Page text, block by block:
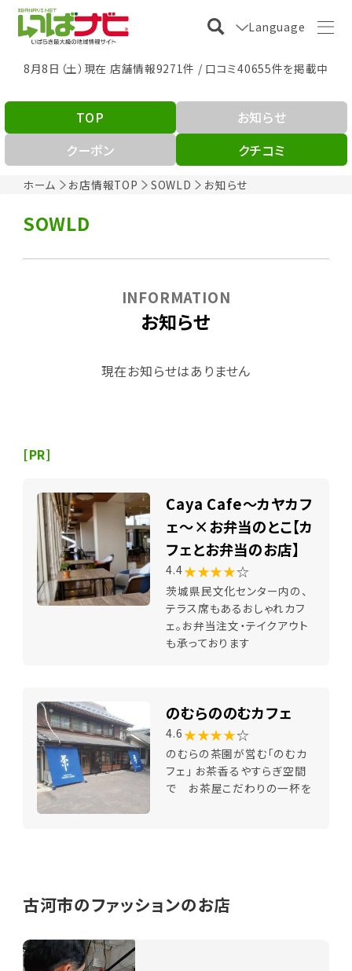
Language
8月8日（土）現在 店舗情報9271件 / 口コミ40655件を掲載中
ホーム お店情報TOP SOWLD お知らせ
TOP
お知らせ
クーポン
クチコミ
SOWLD
お知らせ
INFORMATION
現在お知らせはありません
[PR]
Caya Cafe～カヤカフ
ェ～×お弁当のとこ【カ
フェとお弁当のお店】
4.4★★★★☆
茨城県民文化センター内の、
テラス席もあるおしゃれカフ
ェ。お弁当注文・テイクアウト
も承っております
のむらののむカフェ
4.6 ★★★★☆
のむらの茶園が営む「のむカ
フェ」 お茶香るやすらぎ空間
で お茶屋こだわりの一杯を
古河市のファッションのお店